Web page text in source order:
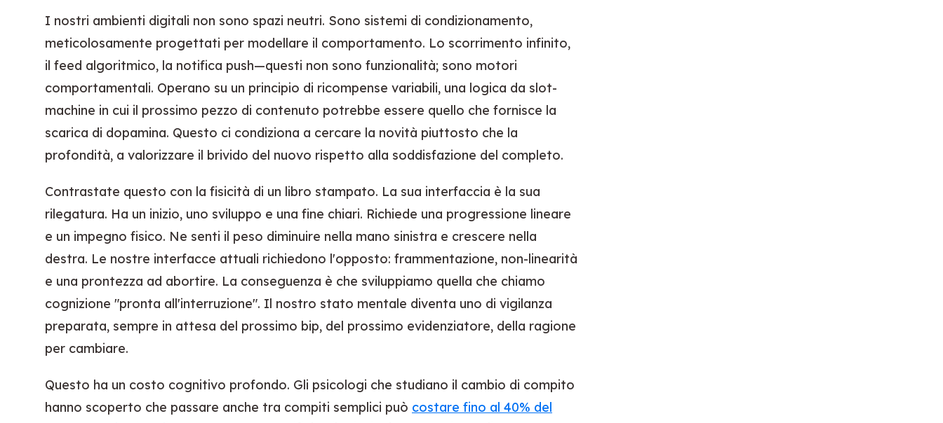
I nostri ambienti digitali non sono spazi neutri. Sono sistemi di condizionamento,
meticolosamente progettati per modellare il comportamento. Lo scorrimento infinito,
il feed algoritmico, la notifica push—questi non sono funzionalità; sono motori
comportamentali. Operano su un principio di ricompense variabili, una logica da slot-
machine in cui il prossimo pezzo di contenuto potrebbe essere quello che fornisce la
scarica di dopamina. Questo ci condiziona a cercare la novità piuttosto che la
profondità, a valorizzare il brivido del nuovo rispetto alla soddisfazione del completo.
Contrastate questo con la fisicità di un libro stampato. La sua interfaccia è la sua
rilegatura. Ha un inizio, uno sviluppo e una fine chiari. Richiede una progressione lineare
e un impegno fisico. Ne senti il peso diminuire nella mano sinistra e crescere nella
destra. Le nostre interfacce attuali richiedono l'opposto: frammentazione, non-linearità
e una prontezza ad abortire. La conseguenza è che sviluppiamo quella che chiamo
cognizione "pronta all'interruzione". Il nostro stato mentale diventa uno di vigilanza
preparata, sempre in attesa del prossimo bip, del prossimo evidenziatore, della ragione
per cambiare.
Questo ha un costo cognitivo profondo. Gli psicologi che studiano il cambio di compito
hanno scoperto che passare anche tra compiti semplici può costare fino al 40% del